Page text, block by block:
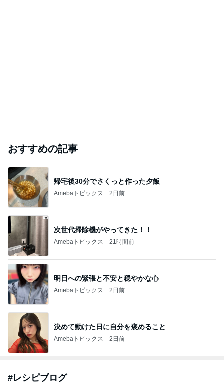
おすすめの記事
帰宅後30分でさくっと作った夕飯
Amebaトピックス 2日前
次世代掃除機がやってきた！！
Amebaトピックス 21時間前
明日への緊張と不安と穏やかな心
Amebaトピックス 2日前
決めて動けた日に自分を褒めること
Amebaトピックス 2日前
#レシピブログ